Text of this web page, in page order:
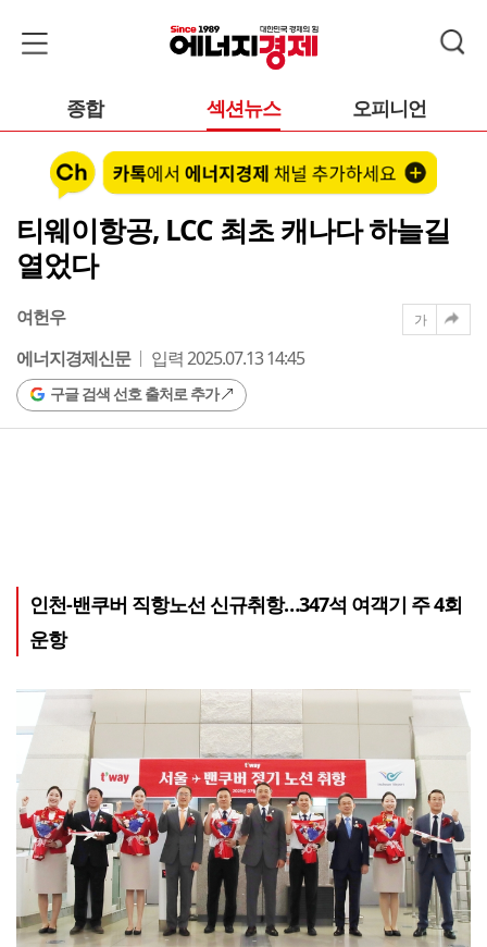
종합 섹션뉴스 오피니언
티웨이항공, LCC 최초 캐나다 하늘길
열었다
여헌우
에너지경제신문
입력 2025.07.13 14:45
구글 검색 선호 출처로 추가
가
인천-밴쿠버 직항노선 신규취항…347석 여객기 주 4회
운항